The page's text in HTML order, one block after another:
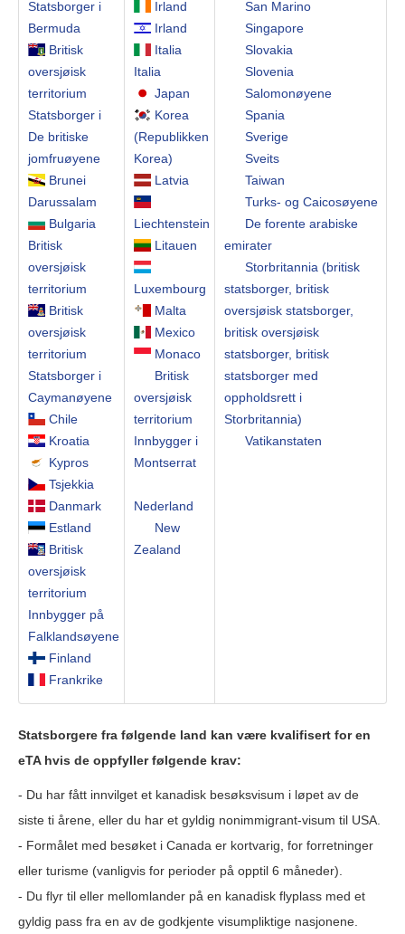
Statsborger i
Bermuda
Britisk
oversjøisk
territorium
Statsborger i
De britiske
jomfruøyene
Brunei
Darussalam
Bulgaria
Britisk
oversjøisk
territorium
Britisk
oversjøisk
territorium
Statsborger i
Caymanøyene
Chile
Kroatia
Kypros
Tsjekkia
Danmark
Estland
Britisk
oversjøisk
territorium
Innbygger på
Falklandsøyene
Finland
Frankrike
Irland
Irland
Italia
Italia
Japan
Korea
(Republikken
Korea)
Latvia
Liechtenstein
Litauen
Luxembourg
Malta
Mexico
Monaco
Britisk
oversjøisk
territorium
Innbygger i
Montserrat
Nederland
New
Zealand
San Marino
Singapore
Slovakia
Slovenia
Salomonøyene
Spania
Sverige
Sveits
Taiwan
Turks- og Caicosøyene
De forente arabiske
emirater
Storbritannia (britisk
statsborger, britisk
oversjøisk statsborger,
britisk oversjøisk
statsborger, britisk
statsborger med
oppholdsrett i
Storbritannia)
Vatikanstaten
Statsborgere fra følgende land kan være kvalifisert for en
eTA hvis de oppfyller følgende krav:
- Du har fått innvilget et kanadisk besøksvisum i løpet av de
siste ti årene, eller du har et gyldig nonimmigrant-visum til USA.
- Formålet med besøket i Canada er kortvarig, for forretninger
eller turisme (vanligvis for perioder på opptil 6 måneder).
- Du flyr til eller mellomlander på en kanadisk flyplass med et
gyldig pass fra en av de godkjente visumpliktige nasjonene.